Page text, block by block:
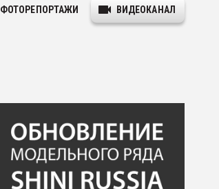
ФОТОРЕПОРТАЖИ ВИДЕОКАНАЛ